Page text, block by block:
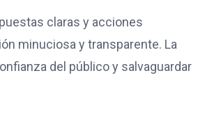
claras y acciones
minuciosa y transparente. La
del público y salvaguardar